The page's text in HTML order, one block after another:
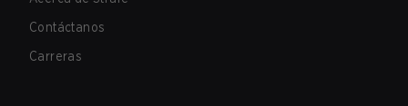
Contáctanos
Carreras